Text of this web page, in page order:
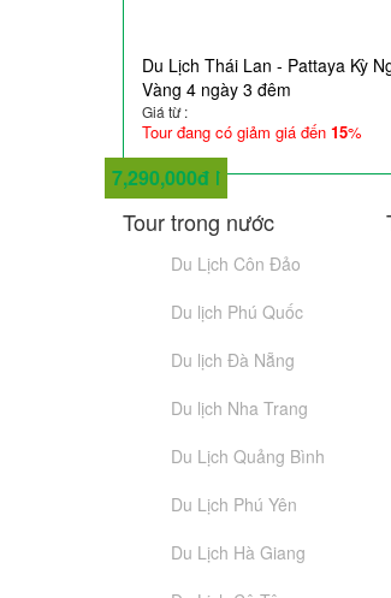
2,290,000đ
2,950,000đ
4,790,000đ
6,590,000đ
5,990,000đ
9,290,000đ
10,290,000đ
Du Lịch Thái Lan - Pattaya Kỳ
Vàng 4 ngày 3 đêm
Giá từ :
7,290,000đ
Tour đang có giảm giá đến 15%
Tour trong nước
Du Lịch Côn Đảo
Du lịch Phú Quốc
Du lịch Đà Nẵng
Du lịch Nha Trang
Du Lịch Quảng Bình
Du Lịch Phú Yên
Du Lịch Hà Giang